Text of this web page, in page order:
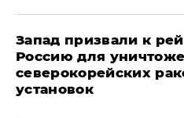
Запад призвали к
Россию для
северокорейских
установок